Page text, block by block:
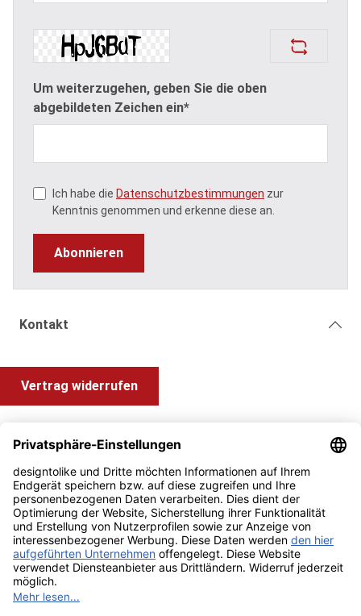
Um weiterzugehen, geben Sie die oben
abgebildeten Zeichen ein*
Ich habe die Datenschutzbestimmungen zur
Kenntnis genommen und erkenne diese an.
Abonnieren
Kontakt
Vertrag widerrufen
Information und Impressum
Zahlung & Versand